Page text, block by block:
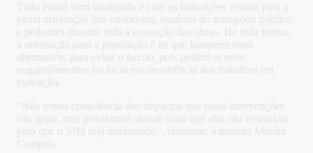
Tudo estará bem sinalizado e com as indicações visuais para a
plena orientação dos motoristas, usuários do transporte público
e pedestres durante toda a execução das obras. De toda forma,
a orientação para a população é de que busquem rotas
alternativas para evitar o trecho, pois podem ocorrer
engarrafamentos no local em decorrência dos trabalhos em
execução.
“Nós temos consciência dos impactos que essas intervenções
vão gerar, mas precisamos deixar claro que elas são essenciais
para que o SIM seja implantado”, finalizou, a prefeita Marília
Campos.